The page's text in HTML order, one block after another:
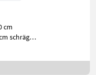
cm